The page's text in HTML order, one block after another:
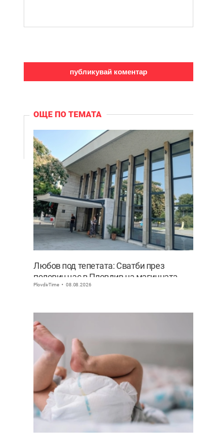
ОЩЕ ПО ТЕМАТА
Любов под тепетата: Сватби през
половин час в Пловдив на магичната
дата 8.08
PlovdivTime 08.08.2026